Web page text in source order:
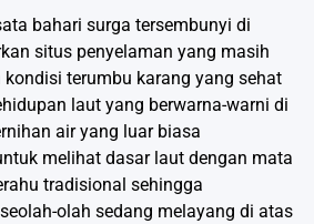
bahari surga tersembunyi di
situs penyelaman yang masih
terumbu karang yang sehat
laut yang berwarna-warni di
air yang luar biasa
melihat dasar laut dengan mata
tradisional sehingga
olah sedang melayang di atas